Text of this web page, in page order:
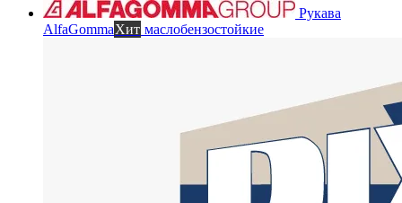
Рукава
AlfaGommaХит маслобензостойкие